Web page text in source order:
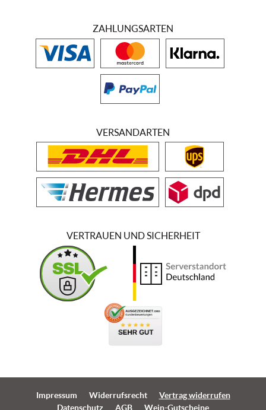
ZAHLUNGSARTEN
VERSANDARTEN
VERTRAUEN UND SICHERHEIT
Impressum Widerrufsrecht
Vertrag widerrufen
Datenschutz
AGB Wein-Gutscheine